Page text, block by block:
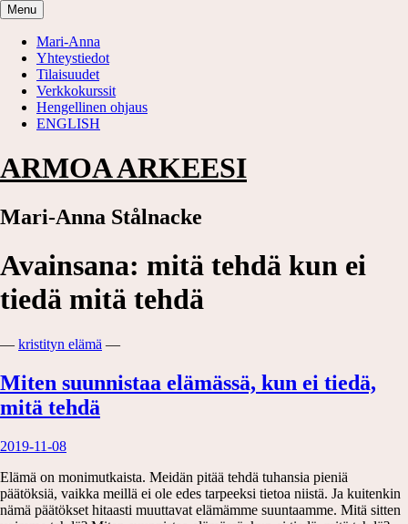
Skip
to
content
Menu
Mari-Anna
Yhteystiedot
Tilaisuudet
Verkkokurssit
Hengellinen ohjaus
ENGLISH
ARMOA ARKEESI
Mari-Anna Stålnacke
Avainsana: mitä tehdä kun ei
tiedä mitä tehdä
— kristityn elämä —
Miten suunnistaa elämässä, kun ei tiedä,
mitä tehdä
2019-11-08
Elämä on monimutkaista. Meidän pitää tehdä tuhansia pieniä
päätöksiä, vaikka meillä ei ole edes tarpeeksi tietoa niistä. Ja kuitenkin
nämä päätökset hitaasti muuttavat elämämme suuntaamme. Mitä sitten